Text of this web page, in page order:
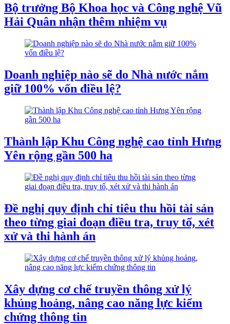
Bộ trưởng Bộ Khoa học và Công nghệ Vũ
Hải Quân nhận thêm nhiệm vụ
Doanh nghiệp nào sẽ do Nhà nước nắm
giữ 100% vốn điều lệ?
Thành lập Khu Công nghệ cao tỉnh Hưng
Yên rộng gần 500 ha
Đề nghị quy định chỉ tiêu thu hồi tài sản
theo từng giai đoạn điều tra, truy tố, xét
xử và thi hành án
Xây dựng cơ chế truyền thông xử lý
khủng hoảng, nâng cao năng lực kiểm
chứng thông tin